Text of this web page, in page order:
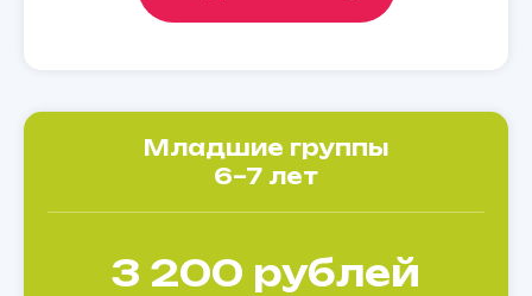
Младшие группы
6–7 лет
3 200 рублей